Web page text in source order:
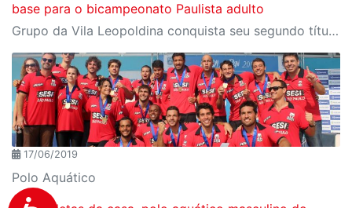
base para o bicampeonato Paulista adulto
Grupo da Vila Leopoldina conquista seu segundo título estadual ao vencer o Pinheiros
17/06/2019
Polo Aquático